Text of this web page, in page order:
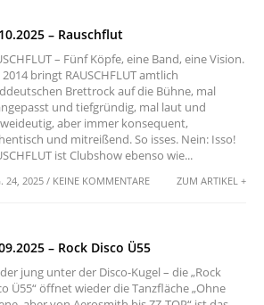
– Rauschflut
– Fünf Köpfe, eine Band, eine Vision.
2014 bringt RAUSCHFLUT amtlich
Brettrock auf die Bühne, mal
und tiefgründig, mal laut und
aber immer konsequent,
und mitreißend. So isses. Nein: Isso!
ist Clubshow ebenso wie...
24, 2025 / KEINE KOMMENTARE ZUM ARTIKEL +
– Rock Disco Ü55
jung unter der Disco-Kugel – die „Rock
Ü55“ öffnet wieder die Tanzfläche „Ohne